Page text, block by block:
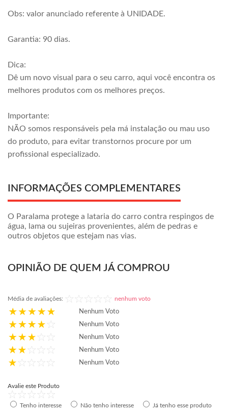
Obs: valor anunciado referente à UNIDADE.
Garantia: 90 dias.
Dica:
Dê um novo visual para o seu carro, aqui você encontra os
melhores produtos com os melhores preços.
Importante:
NÃO somos responsáveis pela má instalação ou mau uso
do produto, para evitar transtornos procure por um
profissional especializado.
INFORMAÇÕES COMPLEMENTARES
O Paralama protege a lataria do carro contra respingos de
água, lama ou sujeiras provenientes, além de pedras e
outros objetos que estejam nas vias.
OPINIÃO DE QUEM JÁ COMPROU
Média de avaliações: nenhum voto
Nenhum Voto
Nenhum Voto
Nenhum Voto
Nenhum Voto
Nenhum Voto
Avalie este Produto
Tenho interesse Não tenho interesse Já tenho esse produto